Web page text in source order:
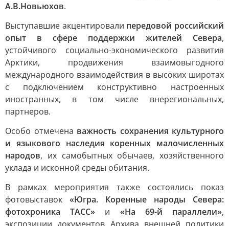
А.В.Новьюхов.
Выступавшие акцентировали передовой российский
опыт в сфере поддержки жителей Севера,
устойчивого социально-экономического развития
Арктики, продвижения взаимовыгодного
международного взаимодействия в высоких широтах
с подключением конструктивно настроенных
иностранных, в том числе внерегиональных,
партнеров.
Особо отмечена важность сохранения культурного
и языкового наследия коренных малочисленных
народов, их самобытных обычаев, хозяйственного
уклада и исконной среды обитания.
В рамках мероприятия также состоялись показ
фотовыставок «Югра. Коренные народы Севера:
фотохроника ТАСС» и «На 69-й параллели»,